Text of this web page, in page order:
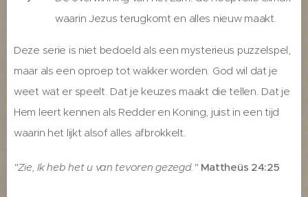
waarin Jezus terugkomt en alles nieuw maakt.
Deze serie is niet bedoeld als een mysterieus puzzelspel,
maar als een oproep tot wakker worden. God wil dat je
weet wat er speelt. Dat je keuzes maakt die tellen. Dat je
Hem leert kennen als Redder en Koning, juist in een tijd
waarin het lijkt alsof alles afbrokkelt.
"Zie, Ik heb het u van tevoren gezegd." Mattheüs 24:25